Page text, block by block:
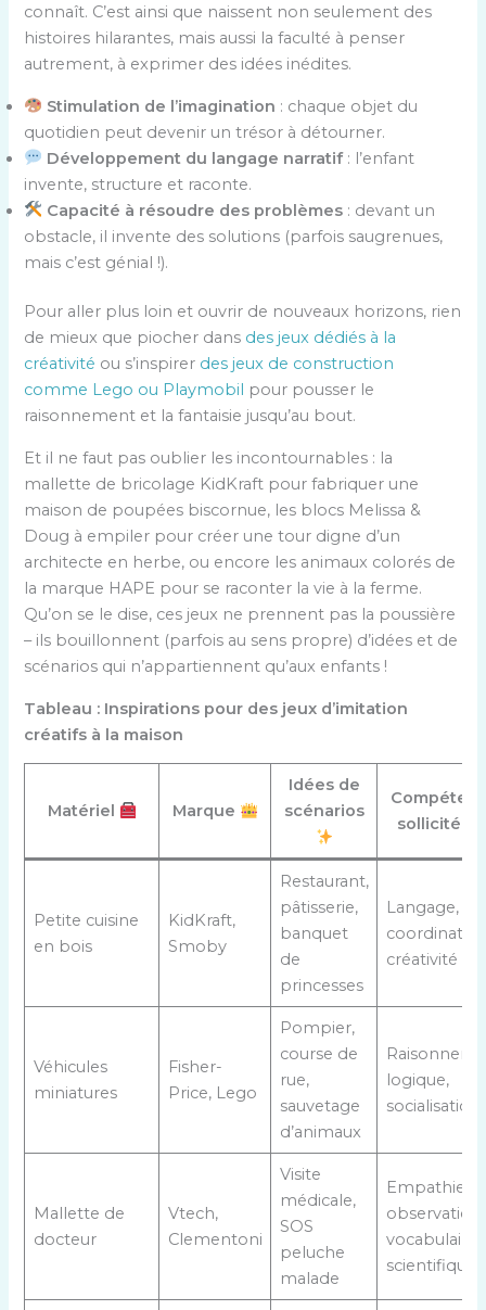
connaît. C’est ainsi que naissent non seulement des
histoires hilarantes, mais aussi la faculté à penser
autrement, à exprimer des idées inédites.
Stimulation de l’imagination : chaque objet du
quotidien peut devenir un trésor à détourner.
Développement du langage narratif: l’enfant
invente, structure et raconte.
Capacité à résoudre des problèmes : devant un
obstacle, il invente des solutions (parfois saugrenues,
mais c’est génial !).
Pour aller plus loin et ouvrir de nouveaux horizons, rien
de mieux que piocher dans des jeux dédiés à la
créativité ou s’inspirer des jeux de construction
comme Lego ou Playmobil
pour pousser le
raisonnement et la fantaisie jusqu’au bout.
Et il ne faut pas oublier les incontournables : la
mallette de bricolage KidKraft pour fabriquer une
maison de poupées biscornue, les blocs Melissa &
Doug à empiler pour créer une tour digne d’un
architecte en herbe, ou encore les animaux colorés de
la marque HAPE pour se raconter la vie à la ferme.
Qu’on se le dise, ces jeux ne prennent pas la poussière
– ils bouillonnent (parfois au sens propre) d’idées et de
scénarios qui n’appartiennent qu’aux enfants !
Tableau : Inspirations pour des jeux d’imitation
créatifs à la maison
Matériel Marque
Idées de
scénarios
sollicitées
Petite cuisine
en bois
KidKraft,
Smoby
Restaurant,
pâtisserie,
banquet
de
princesses
Langage,
créativité
Véhicules
miniatures
Fisher-
Price, Lego
Pompier,
course de
rue,
sauvetage
d’animaux
logique,
socialisation
Mallette de
docteur
Vtech,
Clementoni
Visite
médicale,
SOS
peluche
malade
Empathie,
observation,
vocabulaire
scientifique